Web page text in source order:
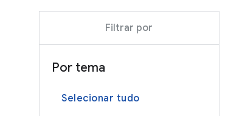
Filtrar por
Por tema
Selecionar tudo